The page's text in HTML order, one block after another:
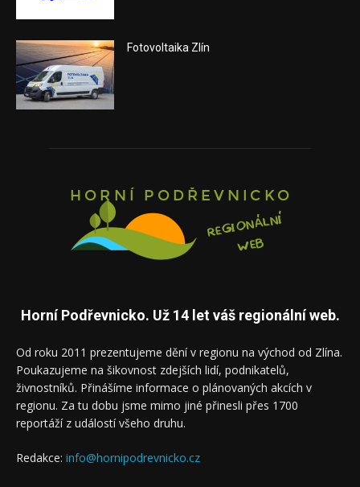
Fotovoltaika Zlín
Horní Podřevnicko. Už 14 let váš regionální web.
Od roku 2011 prezentujeme dění v regionu na východ od Zlína.
Poukazujeme na šikovnost zdejších lidí, podnikatelů,
živnostníků. Přinášíme informace o plánovaných akcích v
regionu. Za tu dobu jsme mimo jiné přinesli přes 1700
reportáží z událostí všeho druhu.
Redakce: info@hornipodrevnicko.cz